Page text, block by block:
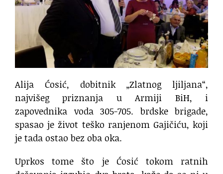
Alija Ćosić, dobitnik „Zlatnog ljiljana“,
najvišeg priznanja u Armiji BiH, i
zapovednika voda 305-705. brdske brigade,
spasao je život teško ranjenom Gajičiću, koji
je tada ostao bez oba oka.
Uprkos tome što je Ćosić tokom ratnih